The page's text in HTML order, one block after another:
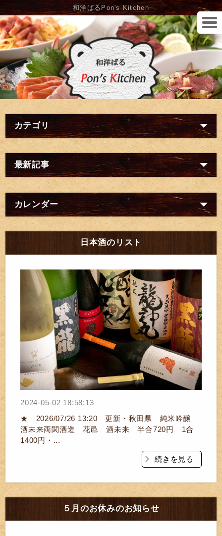
和洋ばるPon's Kitchen
カテゴリ
最新記事
カレンダー
日本酒のリスト
2024-05-02 18:58:13
★ 2026/07/26 13:20 更新・秋田県 純米吟醸
酒未来両関酒造 花邑 酒未来 半合720円 1合
1400円・...
続きを見る
５月のお休みのお知らせ